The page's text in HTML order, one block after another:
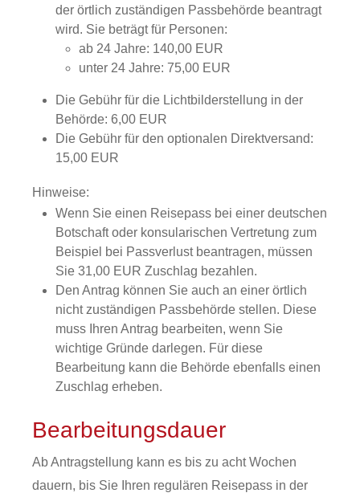
der örtlich zuständigen Passbehörde beantragt
wird. Sie beträgt für Personen:
ab 24 Jahre: 140,00 EUR
unter 24 Jahre: 75,00 EUR
Die Gebühr für die Lichtbilderstellung in der
Behörde: 6,00 EUR
Die Gebühr für den optionalen Direktversand:
15,00 EUR
Hinweise:
Wenn Sie einen Reisepass bei einer deutschen
Botschaft oder konsularischen Vertretung zum
Beispiel bei Passverlust beantragen, müssen
Sie 31,00 EUR Zuschlag bezahlen.
Den Antrag können Sie auch an einer örtlich
nicht zuständigen Passbehörde stellen. Diese
muss Ihren Antrag bearbeiten, wenn Sie
wichtige Gründe darlegen. Für diese
Bearbeitung kann die Behörde ebenfalls einen
Zuschlag erheben.
Bearbeitungsdauer
Ab Antragstellung kann es bis zu acht Wochen
dauern, bis Sie Ihren regulären Reisepass in der